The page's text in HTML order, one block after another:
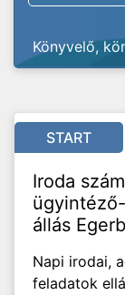
Könyvelő,
START
Iroda
állás
Napi irodai,
feladatok